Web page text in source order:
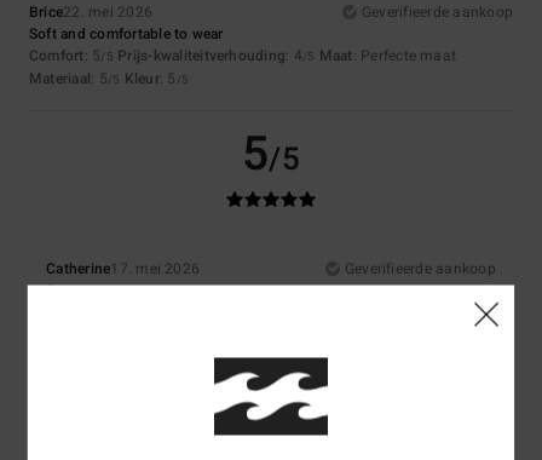
Brice22. mei 2026
Geverifieerde aankoop
Soft and comfortable to wear
Comfort: 5/5 Prijs-kwaliteitverhouding: 4/5 Maat: Perfecte maat
Materiaal: 5/5 Kleur: 5 /5
5/5
Catherine17. mei 2026
Geverifieerde aankoop
Same
: 5/5
5/5